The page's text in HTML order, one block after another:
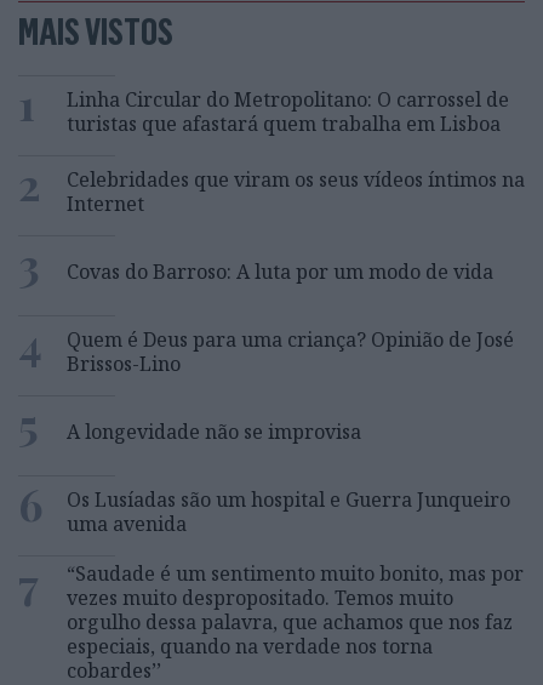
MAIS VISTOS
1
Linha Circular do Metropolitano: O carrossel de
turistas que afastará quem trabalha em Lisboa
2
Celebridades que viram os seus vídeos íntimos na
Internet
3 Covas do Barroso: A luta por um modo de vida
4
Quem é Deus para uma criança? Opinião de José
Brissos-Lino
5 A longevidade não se improvisa
6
Os Lusíadas são um hospital e Guerra Junqueiro
uma avenida
7
“Saudade é um sentimento muito bonito, mas por
vezes muito despropositado. Temos muito
orgulho dessa palavra, que achamos que nos faz
especiais, quando na verdade nos torna
cobardes’’